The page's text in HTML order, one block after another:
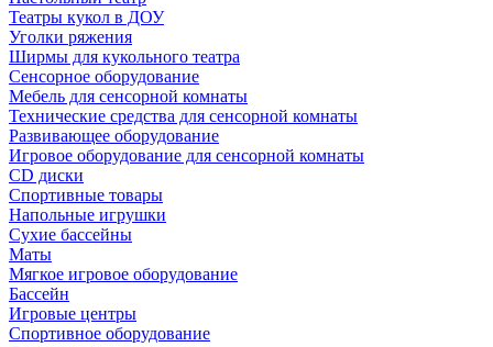
Театры кукол в ДОУ
Уголки ряжения
Ширмы для кукольного театра
Сенсорное оборудование
Мебель для сенсорной комнаты
Технические средства для сенсорной комнаты
Развивающее оборудование
Игровое оборудование для сенсорной комнаты
CD диски
Спортивные товары
Напольные игрушки
Сухие бассейны
Маты
Мягкое игровое оборудование
Бассейн
Игровые центры
Спортивное оборудование